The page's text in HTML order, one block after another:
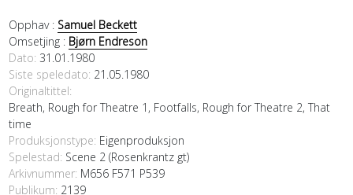
Opphav : Samuel Beckett
Omsetjing : Bjørn Endreson
Dato 31.01.1980
Siste speledato 21.05.1980
Originaltittel
Breath, Rough for Theatre 1, Footfalls, Rough for Theatre 2, That
time
Produksjonstype: Eigenproduksjon
Spelestad: Scene 2 (Rosenkrantz gt)
Arkivnummer: M656 F571 P539
Publikum: 2139